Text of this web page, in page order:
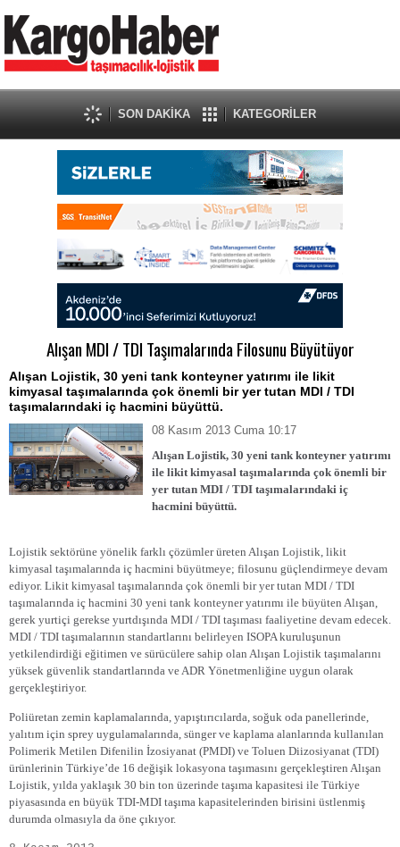
SON DAKİKA KATEGORİLER
Alışan MDI / TDI Taşımalarında Filosunu Büyütüyor
Alışan Lojistik, 30 yeni tank konteyner yatırımı ile likit
kimyasal taşımalarında çok önemli bir yer tutan MDI / TDI
taşımalarındaki iç hacmini büyüttü.
08 Kasım 2013 Cuma 10:17
Alışan Lojistik, 30 yeni tank konteyner yatırımı
ile likit kimyasal taşımalarında çok önemli bir
yer tutan MDI / TDI taşımalarındaki iç
hacmini büyüttü.
Lojistik sektörüne yönelik farklı çözümler üreten Alışan Lojistik, likit
kimyasal taşımalarında iç hacmini büyütmeye; filosunu güçlendirmeye devam
ediyor. Likit kimyasal taşımalarında çok önemli bir yer tutan MDI / TDI
taşımalarında iç hacmini 30 yeni tank konteyner yatırımı ile büyüten Alışan,
gerek yurtiçi gerekse yurtdışında MDI / TDI taşıması faaliyetine devam edecek.
MDI / TDI taşımalarının standartlarını belirleyen ISOPA kuruluşunun
yetkilendirdiği eğitimen ve sürücülere sahip olan Alışan Lojistik taşımalarını
yüksek güvenlik standartlarında ve ADR Yönetmenliğine uygun olarak
gerçekleştiriyor.
Poliüretan zemin kaplamalarında, yapıştırıcılarda, soğuk oda panellerinde,
yalıtım için sprey uygulamalarında, sünger ve kaplama alanlarında kullanılan
Polimerik Metilen Difenilin İzosiyanat (PMDI) ve Toluen Diizosiyanat (TDI)
ürünlerinin Türkiye’de 16 değişik lokasyona taşımasını gerçekleştiren Alışan
Lojistik, yılda yaklaşık 30 bin ton üzerinde taşıma kapasitesi ile Türkiye
piyasasında en büyük TDI-MDI taşıma kapasitelerinden birisini üstlenmiş
durumda olmasıyla da öne çıkıyor.